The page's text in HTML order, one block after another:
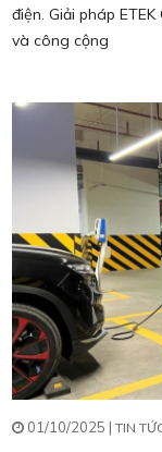
điện. Giải pháp
và công cộng
01/10/2025 | TIN